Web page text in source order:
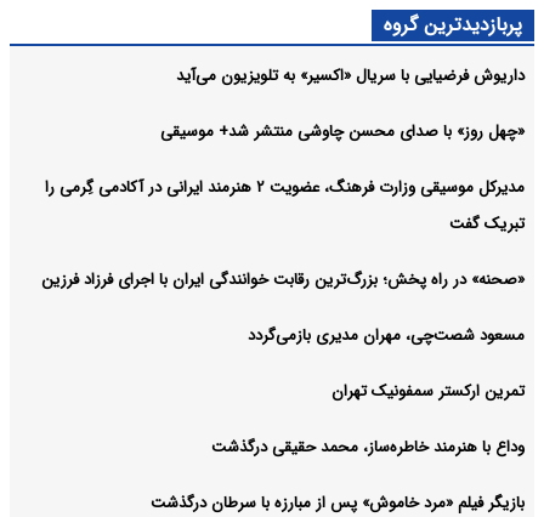
پربازدیدترین گروه
داریوش فرضیایی با سریال «اکسیر» به تلویزیون می‌آید
«چهل روز» با صدای محسن چاوشی منتشر شد+ موسیقی
مدیرکل موسیقی وزارت فرهنگ، عضویت ۲ هنرمند ایرانی در آکادمی گِرمی را
تبریک گفت
«صحنه» در راه پخش؛ بزرگ‌ترین رقابت خوانندگی ایران با اجرای فرزاد فرزین
مسعود شصت‌چی، مهران مدیری بازمی‌گردد
تمرین ارکستر سمفونیک تهران
وداع با هنرمند خاطره‌ساز، محمد حقیقی درگذشت
بازیگر فیلم «مرد خاموش» پس از مبارزه با سرطان درگذشت